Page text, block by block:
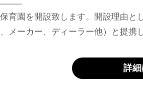
育園を開設致します。開設理由
メーカー、ディーラー他）と提携
詳